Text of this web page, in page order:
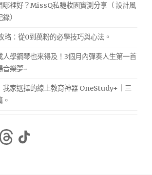
哪裡好？MissQ私睫妝園實測分享（ 設計風
）
略：從0到萬粉的必學技巧與心法。
人學鋼琴也來得及！3個月內彈奏人生第一首
音樂夢~
我家選擇的線上教育神器 OneStudy+｜三
ThreadsTikTok